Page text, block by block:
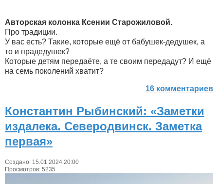
Авторская колонка Ксении Старожиловой.
Про традиции.
У вас есть? Такие, которые ещё от бабушек-дедушек, а
то и прадедушек?
Которые детям передаёте, а те своим передадут? И ещё
на семь поколений хватит?
16 комментариев
Константин Рыбинский: «Заметки
издалека. Северодвинск. Заметка
первая»
Создано: 15.01.2024 20:00
Просмотров: 5235